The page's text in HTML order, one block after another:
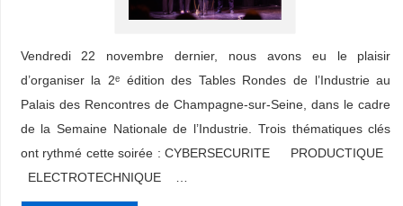
Vendredi 22 novembre dernier, nous avons eu le plaisir
d’organiser la 2ᵉ édition des Tables Rondes de l’Industrie au
Palais des Rencontres de Champagne-sur-Seine, dans le cadre
de la Semaine Nationale de l’Industrie. Trois thématiques clés
ont rythmé cette soirée : CYBERSECURITE PRODUCTIQUE
ELECTROTECHNIQUE …